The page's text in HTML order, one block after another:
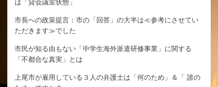
は「貸会議室状態」
市長への政策提言：市の「回答」の大半は≪参考にさせてい
ただきます≫でした
市民が知る由もない「中学生海外派遣研修事業」に関する
「不都合な真実」とは
上尾市が雇用している３人の弁護士は「何のため」＆「 誰の